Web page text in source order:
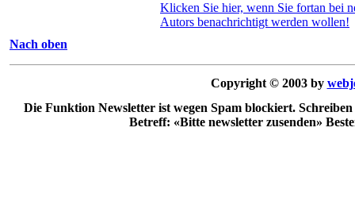
Klicken Sie hier, wenn Sie fortan bei
Autors benachrichtigt werden wollen!
Nach oben
Copyright © 2003 by
Die Funktion Newsletter ist wegen Spam blockiert.
Betreff: «Bitte newsletter zusenden»